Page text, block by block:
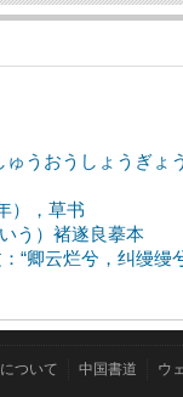
ゅうおうしょうぎょ
），草书
う）褚遂良摹本
“卿云烂兮，纠缦缦
ついて 中国書道 ウ